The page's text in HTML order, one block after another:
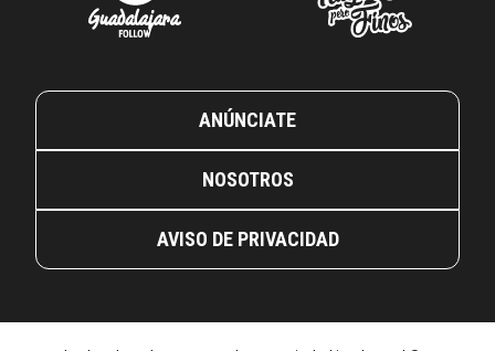
ANÚNCIATE
NOSOTROS
AVISO DE PRIVACIDAD